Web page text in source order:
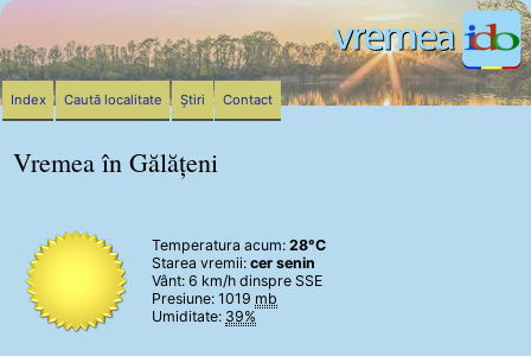
Vremea în Gălățeni
Temperatura acum: 28°C
Starea vremii: cer senin
Vânt: 6 km/h dinspre SSE
Presiune: 1019 mb
Umiditate: 39%
Index Caută localitate Știri Contact